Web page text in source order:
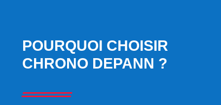
POURQUOI CHOISIR
CHRONO DEPANN ?